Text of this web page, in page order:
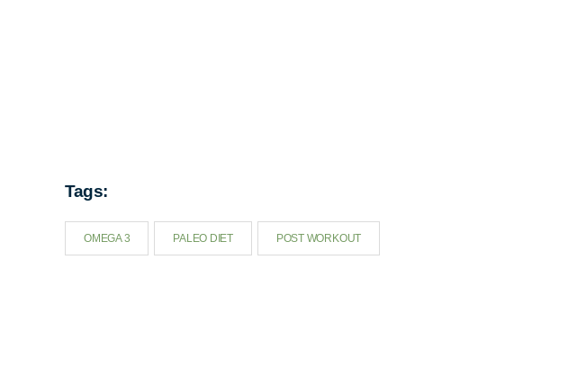
Tags:
OMEGA 3 PALEO DIET POST WORKOUT